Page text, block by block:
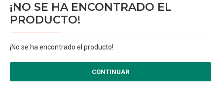
¡NO SE HA ENCONTRADO EL
PRODUCTO!
¡No se ha encontrado el producto!
CONTINUAR